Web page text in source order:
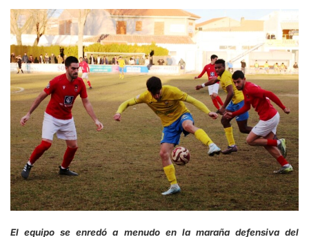
El equipo se enredó a menudo en la maraña defensiva del